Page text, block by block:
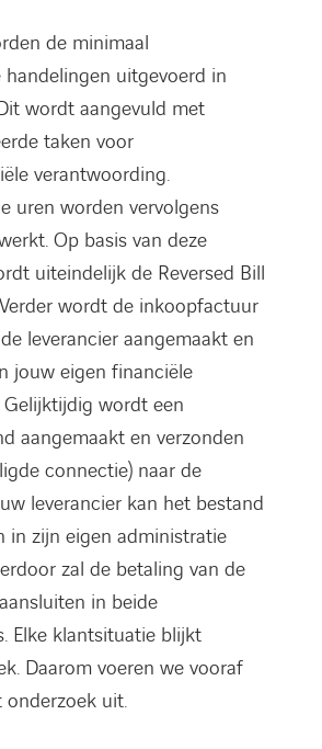
de minimaal
handelingen uitgevoerd in
wordt aangevuld met
taken voor
verantwoording.
uren worden vervolgens
Op basis van deze
uiteindelijk de Reversed Bill
wordt de inkoopfactuur
leverancier aangemaakt en
jouw eigen financiële
wordt een
aangemaakt en verzonden
connectie) naar de
leverancier kan het bestand
in zijn eigen administratie
zal de betaling van de
in beide
Elke klantsituatie blijkt
Daarom voeren we vooraf
uit.